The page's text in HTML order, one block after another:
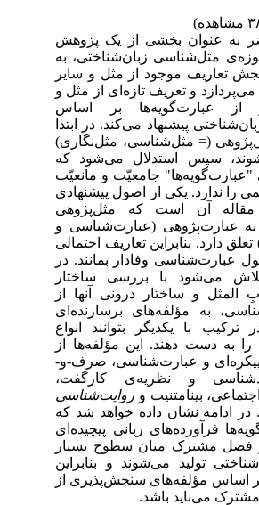
به عنوان بخشی از یک پژوهش
مثل‌شناسی ‌زبان‌شناختی، به
تعاریف موجود از مثل و سایر
و تعریف تازه‌ای از مثل و
از عبارت‌گویه‌ها بر اساس
پیشنهاد می‌کند. در ابتدا
(= مثل‌شناسی، مثل‌نگاری)
سپس استدلال می‌شود که
جامعیّت و مانعیّت
را ندارد. یکی از اصول پیشنهادی
آن است که مثل‌پژوهی
عبارت‌پژوهی (عبارت‌شناسی و
دارد. بنابراین تعاریف احتمالی
عبارت‌شناسی وفادار بمانند. در
می‌شود با بررسی ساختار
و ساختار درونی آنها از
به مؤلفه‌های برسازنده‌ای
با یکدیگر بتوانند انواع
به دست دهند. این مؤلفه‌ها از
و عبارت‌شناسی، صرف-و-
و نظریه‌ی کارگفت،
بینامتنیت وروایت‌شناسی
در ادامه نشان داده خواهد شد که
فرآورده‌های زبانی پیچیده‌ای
فصل مشترک میان سطوح بسیار
تولید می‌شوند و بنابراین
اساس مؤلفه‌های سنجش‌پذیری از
می‌باید باشد.